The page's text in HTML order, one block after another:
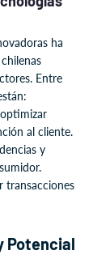
ha
Entre
al cliente.
y
transacciones
Potencial